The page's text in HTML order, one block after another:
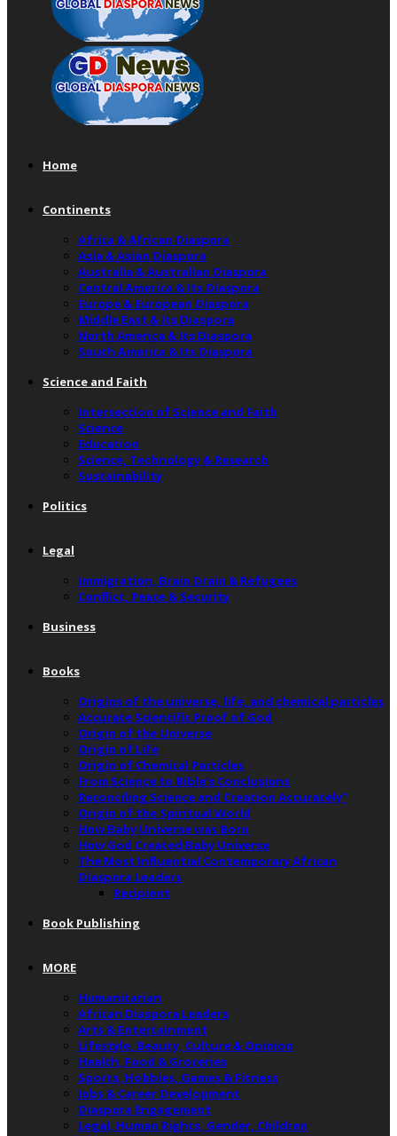
Home
Continents
Africa & African Diaspora
Asia & Asian Diaspora
Australia & Australian Diaspora
Central America & Its Diaspora
Europe & European Diaspora
Middle East & Its Diaspora
North America & Its Diaspora
South America & Its Diaspora
Science and Faith
Intersection of Science and Faith
Science
Education
Science, Technology & Research
Sustainability
Politics
Legal
Immigration, Brain Drain & Refugees
Conflict, Peace & Security
Business
Books
Origins of the universe, life, and chemical particles
Accurate Scientific Proof of God
Origin of the Universe
Origin of Life
Origin of Chemical Particles
From Science to Bible’s Conclusions
Reconciling Science and Creation Accurately”
Origin of the Spiritual World
How Baby Universe was Born
How God Created Baby Universe
The Most Influential Contemporary African
Diaspora Leaders
Recipient
Book Publishing
MORE
Humanitarian
African Diaspora Leaders
Arts & Entertainment
Lifestyle, Beauty, Culture & Opinion
Health, Food & Groceries
Sports, Hobbies, Games & Fitness
Jobs & Career Development
Diaspora Engagement
Legal, Human Rights, Gender, Children